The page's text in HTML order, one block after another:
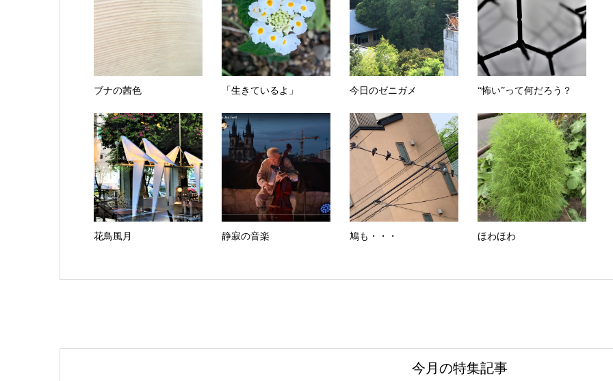
ブナの茜色 「生きているよ」 今日のゼニガメ “怖い”って何だろう？
花鳥風月 静寂の音楽 鳩も・・・ ほわほわ
今月の特集記事